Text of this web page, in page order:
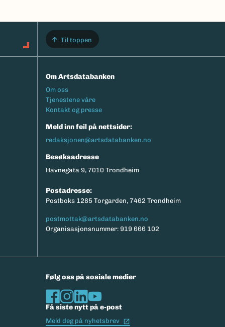
Til toppen
Om Artsdatabanken
Footermeny
Om oss
Tjenestene våre
Kontakt og presse
Meld inn feil på nettsider:
redaksjonen@artsdatabanken.no
Besøksadresse
Havnegata 9, 7010 Trondheim
Postadresse:
Postboks 1285 Torgarden, 7462 Trondheim
postmottak@artsdatabanken.no
Organisasjonsnummer: 919 666 102
Følg oss på sosiale medier
Få siste nytt på e-post
Meld deg på nyhetsbrev